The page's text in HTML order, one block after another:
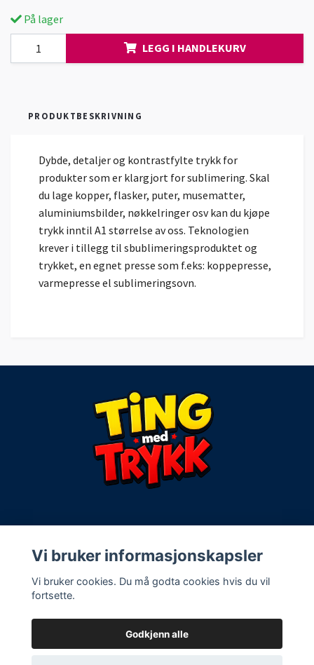
På lager
LEGG I HANDLEKURV
PRODUKTBESKRIVNING
Dybde, detaljer og kontrastfylte trykk for
produkter som er klargjort for sublimering. Skal
du lage kopper, flasker, puter, musematter,
aluminiumsbilder, nøkkelringer osv kan du kjøpe
trykk inntil A1 størrelse av oss. Teknologien
krever i tillegg til sbublimeringsproduktet og
trykket, en egnet presse som f.eks: koppepresse,
varmepresse el sublimeringsovn.
Kontaktinfo:
Vilkår og spørsmål
Vi bruker informasjonskapsler
Vi bruker cookies. Du må godta cookies hvis du vil
fortsette.
Godkjenn alle